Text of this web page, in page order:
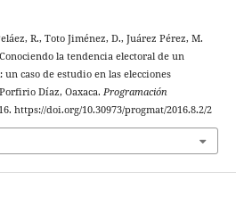
R., Toto Jiménez, D., Juárez Pérez, M.
la tendencia electoral de un
caso de estudio en las elecciones
Díaz, Oaxaca. Programación
https://doi.org/10.30973/progmat/2016.8.2/2